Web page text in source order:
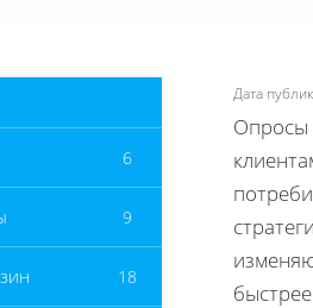
6
9
18
Дата
Опросы